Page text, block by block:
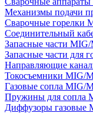
Механизмы подачи
Сварочные горелки
Соединительный
Запасные части
Запасные части для
Направляющие
Токосъемники MIG/
Газовые сопла MIG/
Пружины для сопла
Диффузоры газовые